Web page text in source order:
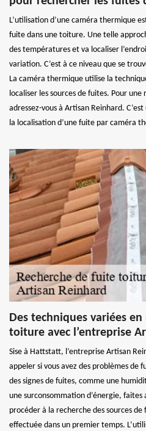
L’utilisation d’une caméra thermique
fuite dans une toiture. Une telle
des températures et va localiser
variation. C’est à ce niveau que se
La caméra thermique utilise la
localiser les sources de fuites. Pour
adressez-vous à Artisan Reinhard.
la localisation d’une fuite par caméra
Des techniques variées
toiture avec l’entreprise
Sise à Hattstatt, l’entreprise Artisan
appeler si vous avez des problèmes de
des signes de fuites, comme une
une surconsommation d’énergie,
procéder à la recherche des sources
effectuée dans un premier temps.